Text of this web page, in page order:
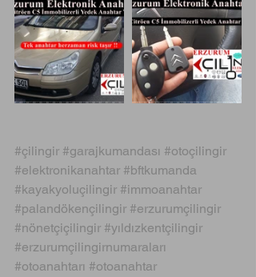
#çilingir #garajkumandası #otoçilingir
#elektronikanahtar #bftkumanda
#kayakyoluçilingir #immoanahtar
#palandökençilingir #erzurumçilingir
#nönetçiçilingir #yıldızkentçilingir
#erzurumçilingirnumaraları
#otoanahtarı #otoanahtar